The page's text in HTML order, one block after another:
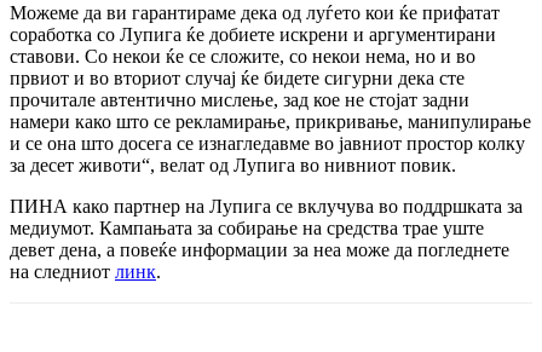
Можеме да ви гарантираме дека од луѓето кои ќе прифатат
соработка со Лупига ќе добиете искрени и аргументирани
ставови. Со некои ќе се сложите, со некои нема, но и во
првиот и во вториот случај ќе бидете сигурни дека сте
прочитале автентично мислење, зад кое не стојат задни
намери како што се рекламирање, прикривање, манипулирање
и се она што досега се изнагледавме во јавниот простор колку
за десет животи“, велат од Лупига во нивниот повик.
ПИНА како партнер на Лупига се вклучува во поддршката за
медиумот. Кампањата за собирање на средства трае уште
девет дена, а повеќе информации за неа може да погледнете
на следниот линк.